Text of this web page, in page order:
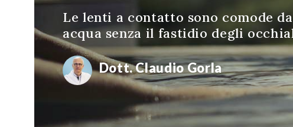
Le lenti a contatto sono comode
acqua senza il fastidio degli
Dott. Claudio Gorla